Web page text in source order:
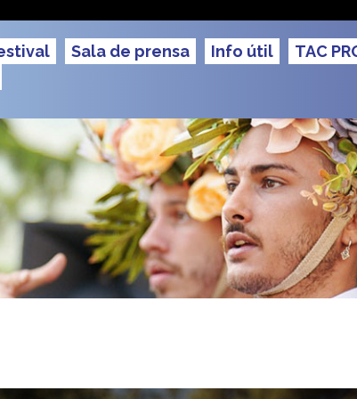
Sala de prensa Info útil
TAC